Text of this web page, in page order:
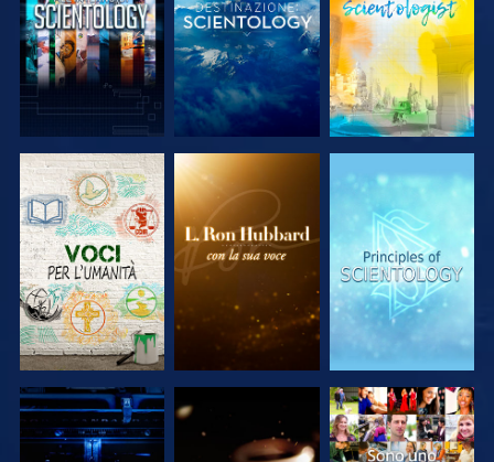
ESPLORA LE
SERIE
ESPLORA LE
SERIE
ESPLORA LE
SERIE
ESPLORA LE
ESPLORA LE
GUARDA